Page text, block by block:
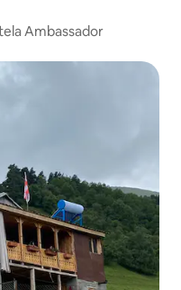
Ambassador